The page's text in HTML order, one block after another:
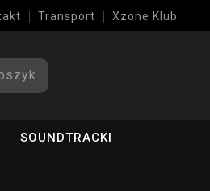
Transport Xzone Klub
SOUNDTRACKI